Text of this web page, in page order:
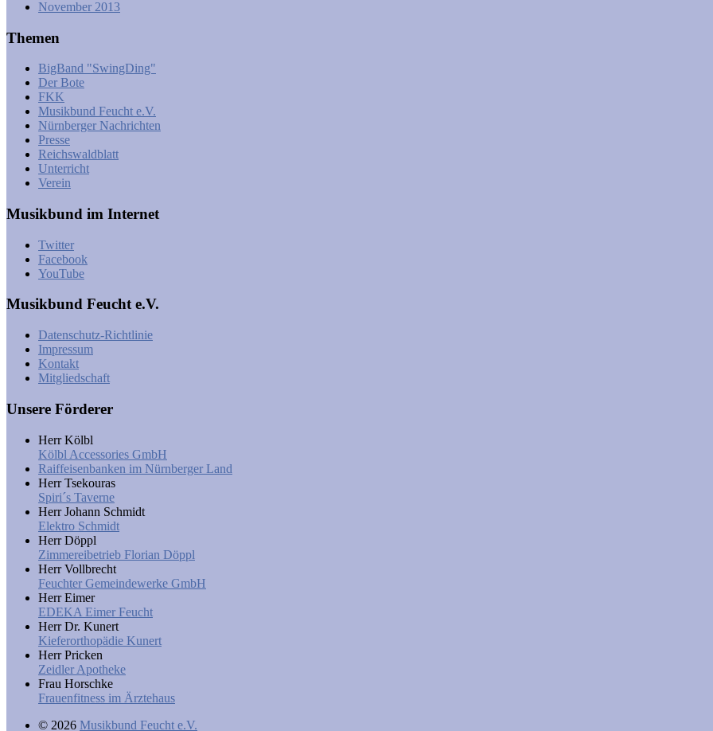
November 2013
Themen
BigBand "SwingDing"
Der Bote
FKK
Musikbund Feucht e.V.
Nürnberger Nachrichten
Presse
Reichswaldblatt
Unterricht
Verein
Musikbund im Internet
Twitter
Facebook
YouTube
Musikbund Feucht e.V.
Datenschutz-Richtlinie
Impressum
Kontakt
Mitgliedschaft
Unsere Förderer
Herr Kölbl
Kölbl Accessories GmbH
Raiffeisenbanken im Nürnberger Land
Herr Tsekouras
Spiri´s Taverne
Herr Johann Schmidt
Elektro Schmidt
Herr Döppl
Zimmereibetrieb Florian Döppl
Herr Vollbrecht
Feuchter Gemeindewerke GmbH
Herr Eimer
EDEKA Eimer Feucht
Herr Dr. Kunert
Kieferorthopädie Kunert
Herr Pricken
Zeidler Apotheke
Frau Horschke
Frauenfitness im Ärztehaus
© 2026 Musikbund Feucht e.V.